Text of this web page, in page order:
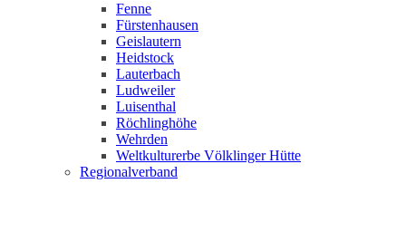
Fenne
Fürstenhausen
Geislautern
Heidstock
Lauterbach
Ludweiler
Luisenthal
Röchlinghöhe
Wehrden
Weltkulturerbe Völklinger Hütte
Regionalverband